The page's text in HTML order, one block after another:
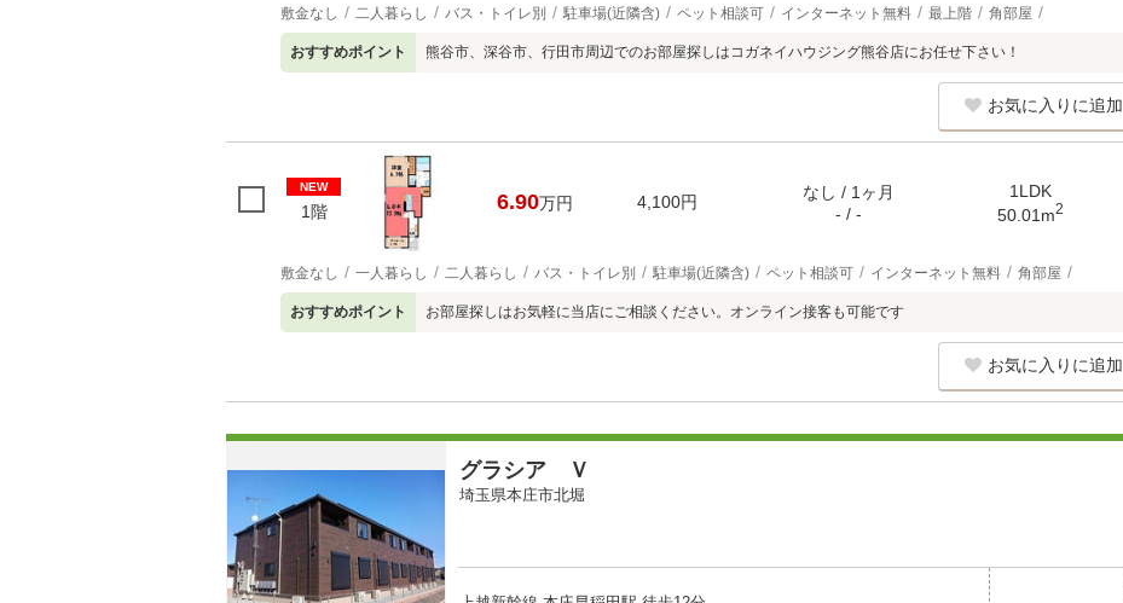
敷金なし 二人暮らし バス・トイレ別 駐車場(近隣含) ペット相談可 インターネット無料 最上階 角部屋
おすすめポイント 熊谷市、深谷市、行田市周辺でのお部屋探しはコガネイハウジング熊谷店にお任せ下さい！
お気に入りに追加
NEW
1階 6.90万円 4,100円
なし / 1ヶ月
- / -
1LDK
50.01m2
敷金なし 一人暮らし 二人暮らし バス・トイレ別 駐車場(近隣含) ペット相談可 インターネット無料 角部屋
おすすめポイント お部屋探しはお気軽に当店にご相談ください。オンライン接客も可能です
お気に入りに追加
グラシア Ｖ
埼玉県本庄市北堀